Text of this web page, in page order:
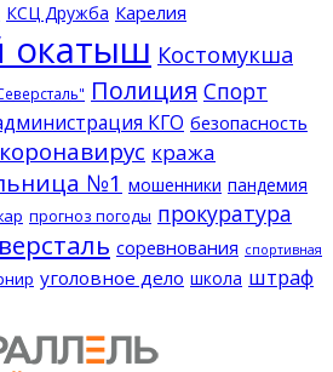
КСЦ Дружба Карелия
окатыш Костомукша
Полиция Спорт
КГО безопасность
коронавирус кража
№1 мошенники пандемия
прогноз погоды прокуратура
соревнования спортивная
уголовное дело школа штраф